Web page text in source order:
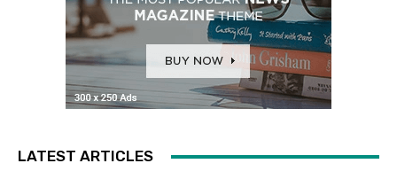
LATEST ARTICLES